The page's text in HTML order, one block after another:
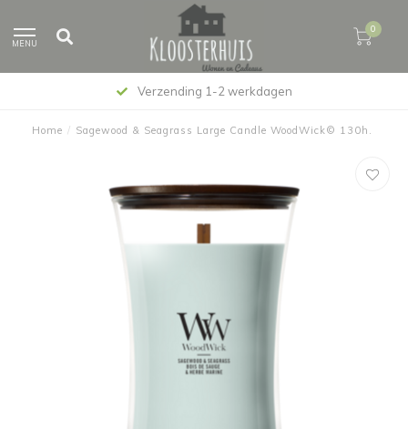
MENU
0
Verzending 1-2 werkdagen
Home / Sagewood & Seagrass Large Candle WoodWick© 130h.